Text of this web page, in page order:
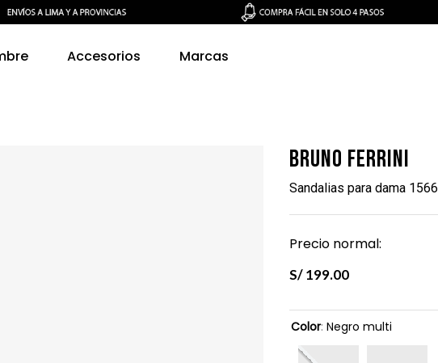
Accesorios Marcas
Bruno Ferrini
Sandalias para dama 1566
Precio normal:
S/ 199.00
Color: Negro multi